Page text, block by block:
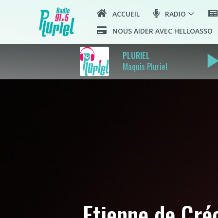
ACCUEIL RADIO
NOUS AIDER AVEC HELLOASSO
PLURIEL
Maquis Pluriel
play_arrow